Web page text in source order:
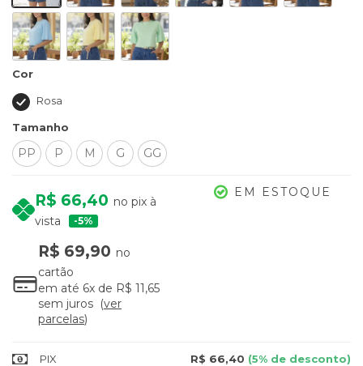
Cor
Rosa
Tamanho
PP P M G GG
R$ 66,40 no pix à
vista
5%
R$ 69,90 no
cartão
em até 6x de R$ 11,65
sem juros
ver
parcelas
EM ESTOQUE
PIX R$ 66,40 (5% de desconto)